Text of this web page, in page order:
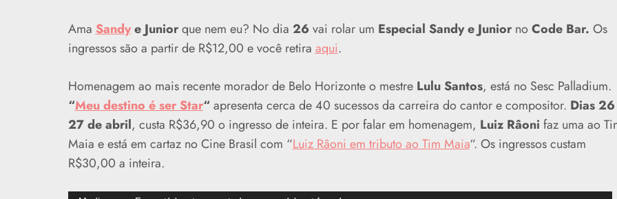
Ama Sandye Juniorque nem eu? No dia 26 vai rolar um Especial Sandy e JuniornoCode Bar. Os
ingressos são a partir de R$12,00 e você retira aqui.
Homenagem ao mais recente morador de Belo Horizonte o mestreLulu Santos, está no Sesc Palladium.
“Meu destino é ser Star“ apresenta cerca de 40 sucessos da carreira do cantor e compositor. Dias
27 de abril, custa R$36,90 o ingresso de inteira. E por falar em homenagem, Luiz Râoni faz uma ao
Maia e está em cartaz no Cine Brasil com “Luiz Râoni em tributo ao Tim Maia“. Os ingressos custam
R$30,00 a inteira.